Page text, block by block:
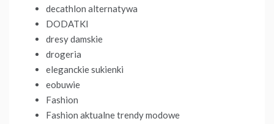
decathlon alternatywa
DODATKI
dresy damskie
drogeria
eleganckie sukienki
eobuwie
Fashion
Fashion aktualne trendy modowe